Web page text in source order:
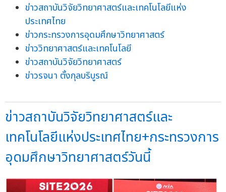
ข่าวสถาบันวิจัยวิทยาศาสตร์และเทคโนโลยีแห่ง
ประเทศไทย
ข่าวกระทรวงการอุดมศึกษาวิทยาศาสตร์
ข่าววิทยาศาสตร์และเทคโนโลยี
ข่าวสถาบันวิจัยวิทยาศาสตร์
ข่าวรจนา ตั้งกุลบริบูรณ์
ข่าวสถาบันวิจัยวิทยาศาสตร์และ
เทคโนโลยีแห่งประเทศไทย+กระทรวงการ
อุดมศึกษาวิทยาศาสตร์วันนี้